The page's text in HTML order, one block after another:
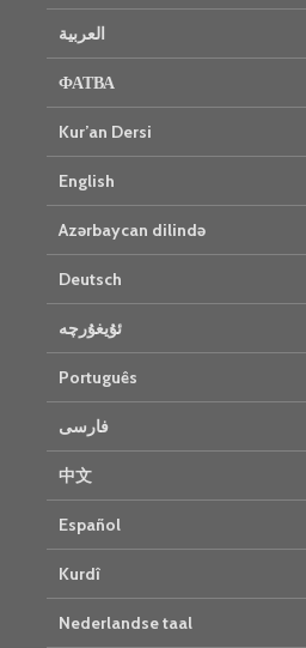
العربية
ФАТВА
Kur’an Dersi
English
Azərbaycan dilində
Deutsch
ئۇيغۇرچە
Português
فارسی
中文
Español
Kurdî
Nederlandse taal